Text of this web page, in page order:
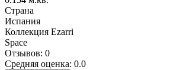
Страна
Испания
Коллекция Ezarri
Space
Отзывов: 0
Средняя оценка: 0.0